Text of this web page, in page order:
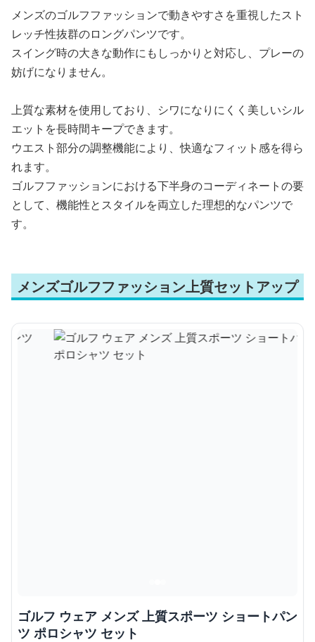
メンズのゴルフファッションで動きやすさを重視したスト
レッチ性抜群のロングパンツです。
スイング時の大きな動作にもしっかりと対応し、プレーの
妨げになりません。
上質な素材を使用しており、シワになりにくく美しいシル
エットを長時間キープできます。
ウエスト部分の調整機能により、快適なフィット感を得ら
れます。
ゴルフファッションにおける下半身のコーディネートの要
として、機能性とスタイルを両立した理想的なパンツで
す。
メンズゴルフファッション上質セットアップ
ゴルフ ウェア メンズ 上質スポーツ ショートパン
ツ ポロシャツ セット